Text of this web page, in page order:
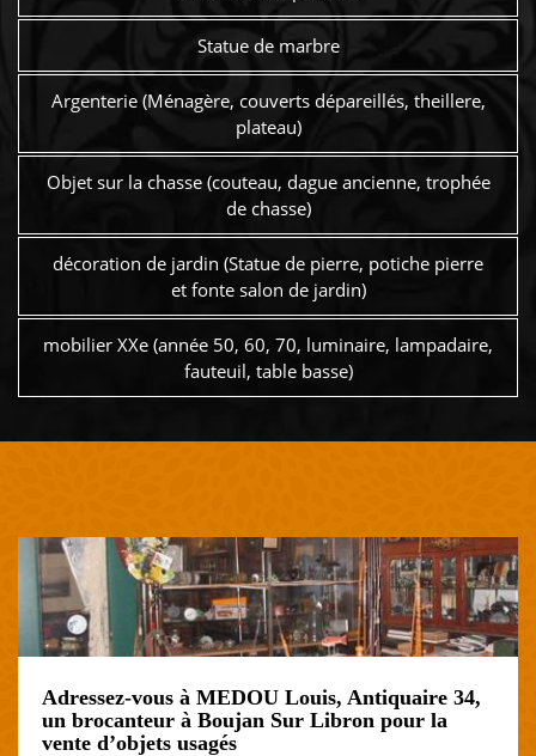
Statue de marbre
Argenterie (Ménagère, couverts dépareillés, theillere,
plateau)
Objet sur la chasse (couteau, dague ancienne, trophée
de chasse)
décoration de jardin (Statue de pierre, potiche pierre
et fonte salon de jardin)
mobilier XXe (année 50, 60, 70, luminaire, lampadaire,
fauteuil, table basse)
Adressez-vous à MEDOU Louis, Antiquaire 34,
un brocanteur à Boujan Sur Libron pour la
vente d’objets usagés